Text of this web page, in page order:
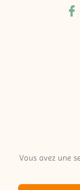
Vous avez une